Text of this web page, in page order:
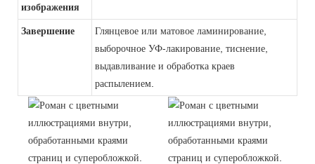
изображения
Завершение
Глянцевое или матовое ламинирование,
выборочное УФ-лакирование, тиснение,
выдавливание и обработка краев
распылением.